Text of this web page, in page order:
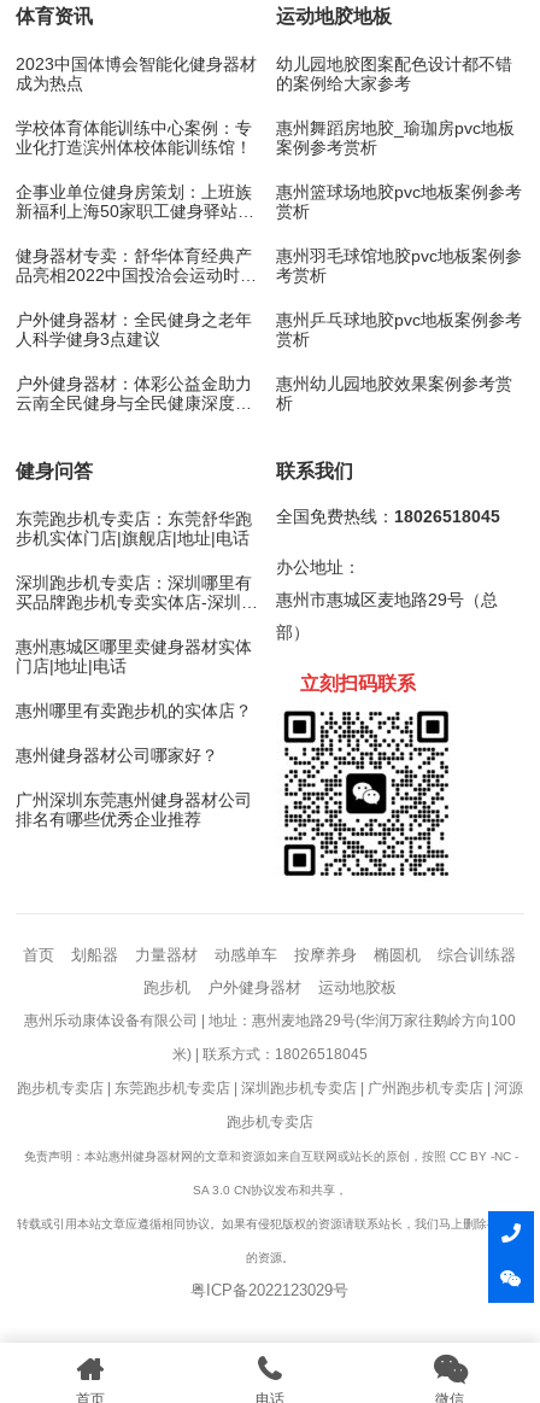
体育资讯
2023中国体博会智能化健身器材
成为热点
学校体育体能训练中心案例：专
业化打造滨州体校体能训练馆！
企事业单位健身房策划：上班族
新福利上海50家职工健身驿站10
健身器材专卖：舒华体育经典产
品亮相2022中国投洽会运动时尚
户外健身器材：全民健身之老年
人科学健身3点建议
户外健身器材：体彩公益金助力
云南全民健身与全民健康深度融
运动地胶地板
幼儿园地胶图案配色设计都不错
的案例给大家参考
惠州舞蹈房地胶_瑜珈房pvc地板
案例参考赏析
惠州篮球场地胶pvc地板案例参考
赏析
惠州羽毛球馆地胶pvc地板案例参
考赏析
惠州乒乓球地胶pvc地板案例参考
赏析
惠州幼儿园地胶效果案例参考赏
析
健身问答
东莞跑步机专卖店：东莞舒华跑
步机实体门店|旗舰店|地址|电话
深圳跑步机专卖店：深圳哪里有
买品牌跑步机专卖实体店-深圳舒
惠州惠城区哪里卖健身器材实体
门店|地址|电话
惠州哪里有卖跑步机的实体店？
惠州健身器材公司哪家好？
广州深圳东莞惠州健身器材公司
排名有哪些优秀企业推荐
联系我们
全国免费热线： 18026518045
办公地址：
惠州市惠城区麦地路29号（总
部）
立刻扫码联系
首页 划船器 力量器材 动感单车 按摩养身 椭圆机
综合训练器
跑步机
户外健身器材 运动地胶板
惠州乐动康体设备有限公司 | 地址：惠州麦地路29号(华润万家往鹅岭方向100
米) | 联系方式：18026518045
跑步机专卖店| 东莞跑步机专卖店| 深圳跑步机专卖店| 广州跑步机专卖店| 河源
跑步机专卖店
免责声明：本站惠州健身器材网的文章和资源如来自互联网或站长的原创，按照 CC BY -NC -
SA 3.0 CN协议发布和共享，
转载或引用本站文章应遵循相同协议。如果有侵犯版权的资源请联系站长，我们马上删除有争议
的资源。
粤ICP备2022123029号
首页 电话 微信